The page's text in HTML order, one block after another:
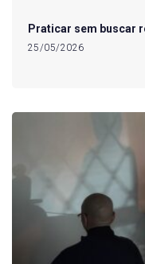
Praticar sem buscar
25/05/2026